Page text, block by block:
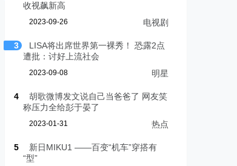
收视飙新高
2023-09-26 电视剧
3
LISA将出席世界第一裸秀！ 恐露2点
遭批：讨好上流社会
2023-09-08 明星
4
胡歌微博发文说自己当爸爸了 网友笑
称压力全给彭于晏了
2023-01-31 热点
5
新日MIKU1 ——百变“机车”穿搭有
“型”